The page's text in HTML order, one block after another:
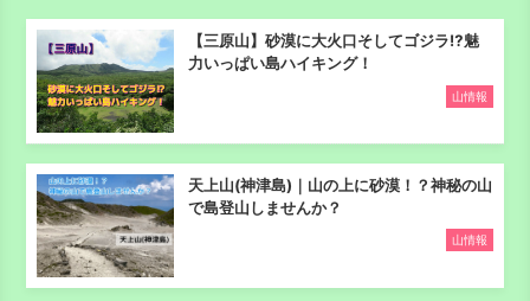
【三原山】砂漠に大火口そしてゴジラ⁉魅
力いっぱい島ハイキング！
山情報
天上山(神津島)｜山の上に砂漠！？神秘の山
で島登山しませんか？
山情報